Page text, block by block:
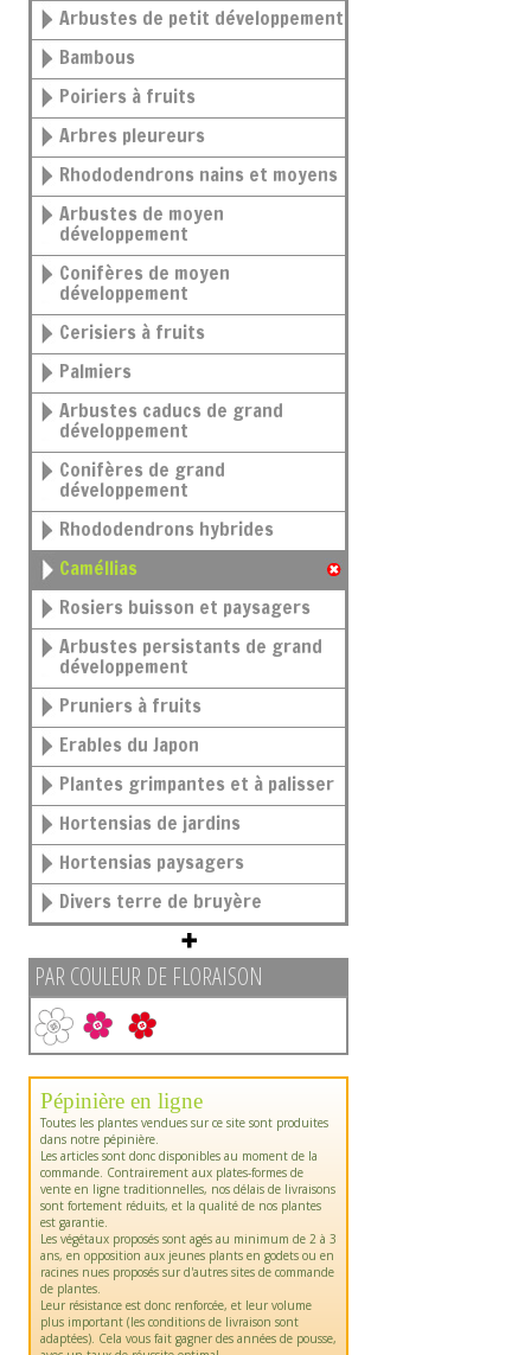
Arbustes de petit développement
Bambous
Poiriers à fruits
Arbres pleureurs
Rhododendrons nains et moyens
Arbustes de moyen
développement
Conifères de moyen
développement
Cerisiers à fruits
Palmiers
Arbustes caducs de grand
développement
Conifères de grand
développement
Rhododendrons hybrides
Caméllias
Rosiers buisson et paysagers
Arbustes persistants de grand
développement
Pruniers à fruits
Erables du Japon
Plantes grimpantes et à palisser
Hortensias de jardins
Hortensias paysagers
Divers terre de bruyère
PAR COULEUR DE FLORAISON
Pépinière en ligne
Toutes les plantes vendues sur ce site sont produites
dans notre pépinière.
Les articles sont donc disponibles au moment de la
commande. Contrairement aux plates-formes de
vente en ligne traditionnelles, nos délais de livraisons
sont fortement réduits, et la qualité de nos plantes
est garantie.
Les végétaux proposés sont agés au minimum de 2 à 3
ans, en opposition aux jeunes plants en godets ou en
racines nues proposés sur d'autres sites de commande
de plantes.
Leur résistance est donc renforcée, et leur volume
plus important (les conditions de livraison sont
adaptées). Cela vous fait gagner des années de pousse,